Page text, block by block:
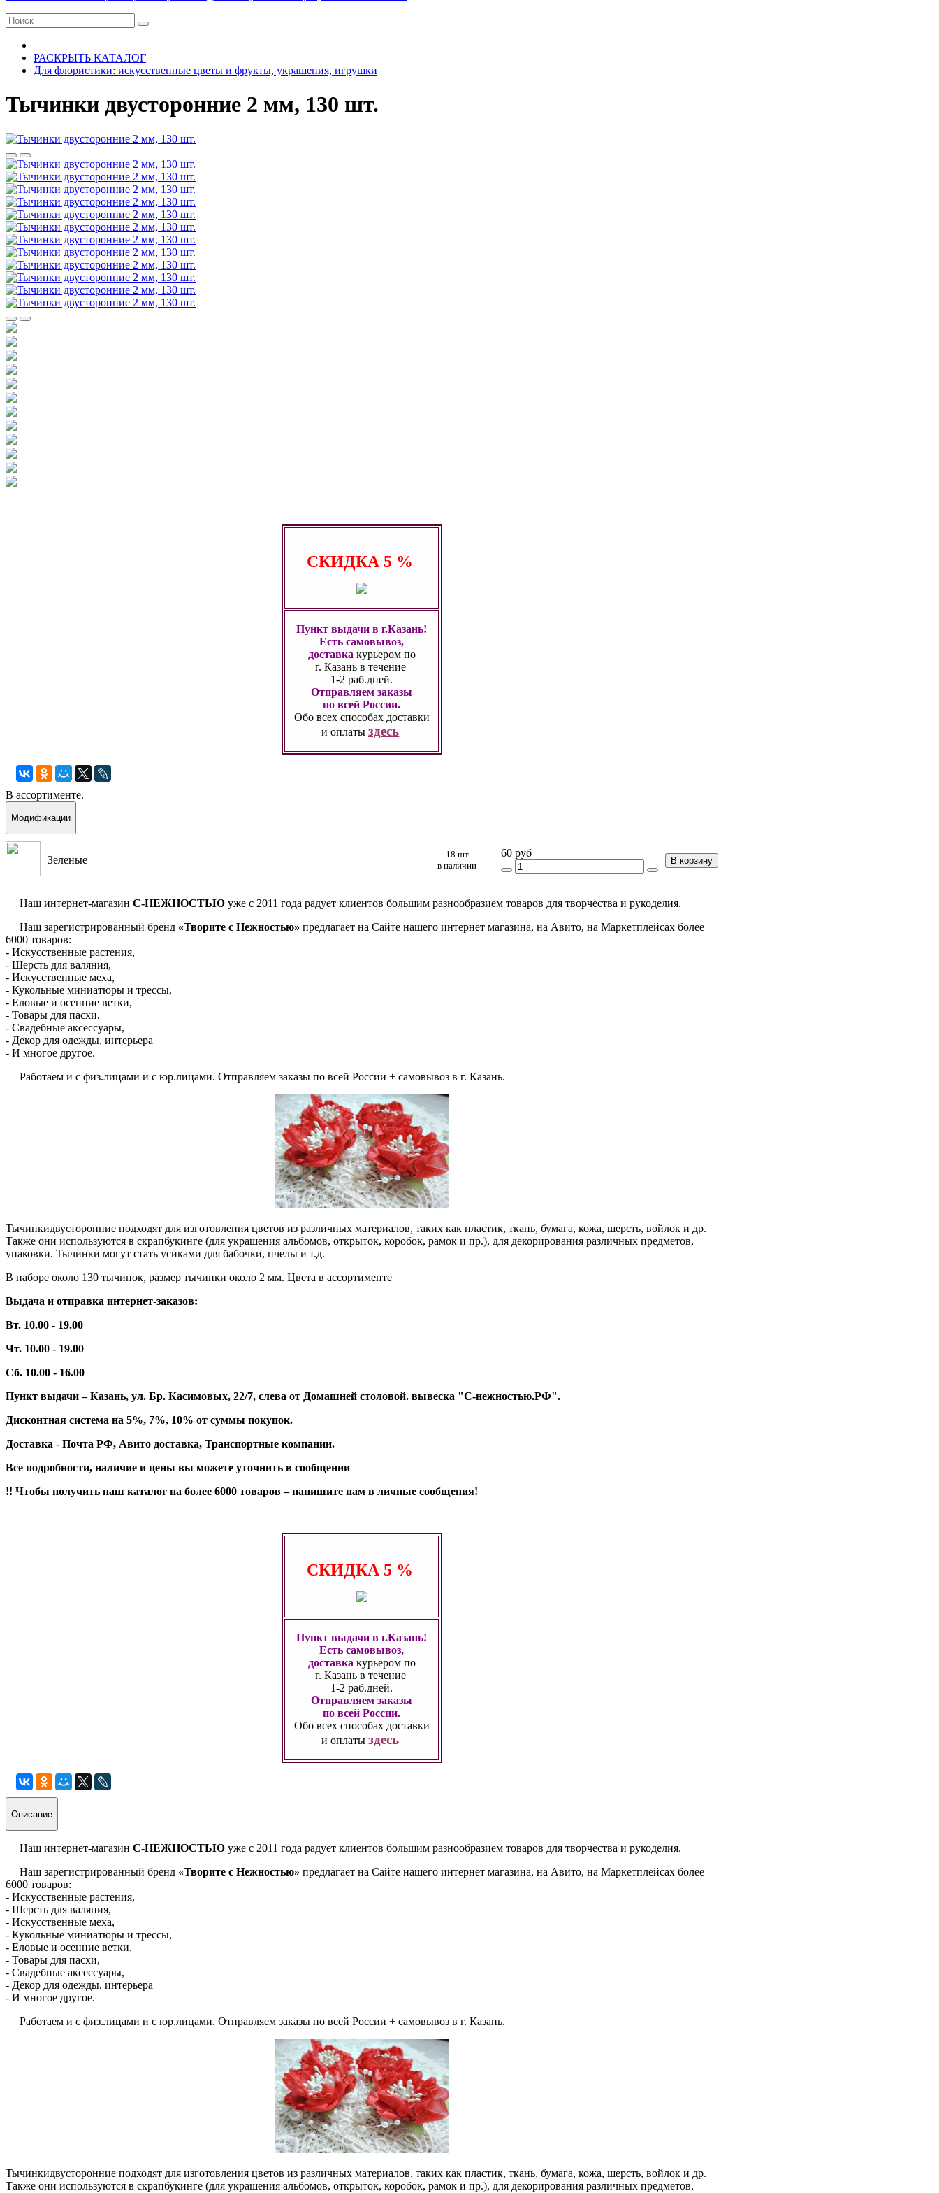
РАСКРЫТЬ КАТАЛОГ
Для флористики: искусственные цветы и фрукты, украшения, игрушки
Тычинки двусторонние 2 мм, 130 шт.
СКИДКА 5 %
Пункт выдачи в г.Казань!
Есть самовывоз,
доставка курьером по
г. Казань в течение
1-2 раб.дней.
Отправляем заказы
по всей России.
Обо всех способах доставки
и оплатыздесь
В ассортименте.
Модификации
Зеленые
18 шт
в наличии
60 руб
В корзину
Наш интернет-магазин С-НЕЖНОСТЬЮ уже с 2011 года радует клиентов большим разнообразием товаров для творчества и рукоделия.
Наш зарегистрированный бренд «Творите с Нежностью» предлагает на Сайте нашего интернет магазина, на Авито, на Маркетплейсах более
6000 товаров:
- Искусственные растения,
- Шерсть для валяния,
- Искусственные меха,
- Кукольные миниатюры и трессы,
- Еловые и осенние ветки,
- Товары для пасхи,
- Свадебные аксессуары,
- Декор для одежды, интерьера
- И многое другое.
Работаем и с физ.лицами и с юр.лицами. Отправляем заказы по всей России + самовывоз в г. Казань.
Тычинкидвусторонние подходят для изготовления цветов из различных материалов, таких как пластик, ткань, бумага, кожа, шерсть, войлок и др.
Также они используются в скрапбукинге (для украшения альбомов, открыток, коробок, рамок и пр.), для декорирования различных предметов,
упаковки. Тычинки могут стать усиками для бабочки, пчелы и т.д.
В наборе около 130 тычинок, размер тычинки около 2 мм. Цвета в ассортименте
Выдача и отправка интернет-заказов:
Вт. 10.00 - 19.00
Чт. 10.00 - 19.00
Сб. 10.00 - 16.00
Пункт выдачи – Казань, ул. Бр. Касимовых, 22/7, слева от Домашней столовой. вывеска "С-нежностью.РФ".
Дисконтная система на 5%, 7%, 10% от суммы покупок.
Доставка - Почта РФ, Авито доставка, Транспортные компании.
Все подробности, наличие и цены вы можете уточнить в сообщении
!! Чтобы получить наш каталог на более 6000 товаров – напишите нам в личные сообщения!
СКИДКА 5 %
Пункт выдачи в г.Казань!
Есть самовывоз,
доставка курьером по
г. Казань в течение
1-2 раб.дней.
Отправляем заказы
по всей России.
Обо всех способах доставки
и оплатыздесь
Описание
Наш интернет-магазин С-НЕЖНОСТЬЮ уже с 2011 года радует клиентов большим разнообразием товаров для творчества и рукоделия.
Наш зарегистрированный бренд «Творите с Нежностью» предлагает на Сайте нашего интернет магазина, на Авито, на Маркетплейсах более
6000 товаров:
- Искусственные растения,
- Шерсть для валяния,
- Искусственные меха,
- Кукольные миниатюры и трессы,
- Еловые и осенние ветки,
- Товары для пасхи,
- Свадебные аксессуары,
- Декор для одежды, интерьера
- И многое другое.
Работаем и с физ.лицами и с юр.лицами. Отправляем заказы по всей России + самовывоз в г. Казань.
Тычинкидвусторонние подходят для изготовления цветов из различных материалов, таких как пластик, ткань, бумага, кожа, шерсть, войлок и др.
Также они используются в скрапбукинге (для украшения альбомов, открыток, коробок, рамок и пр.), для декорирования различных предметов,